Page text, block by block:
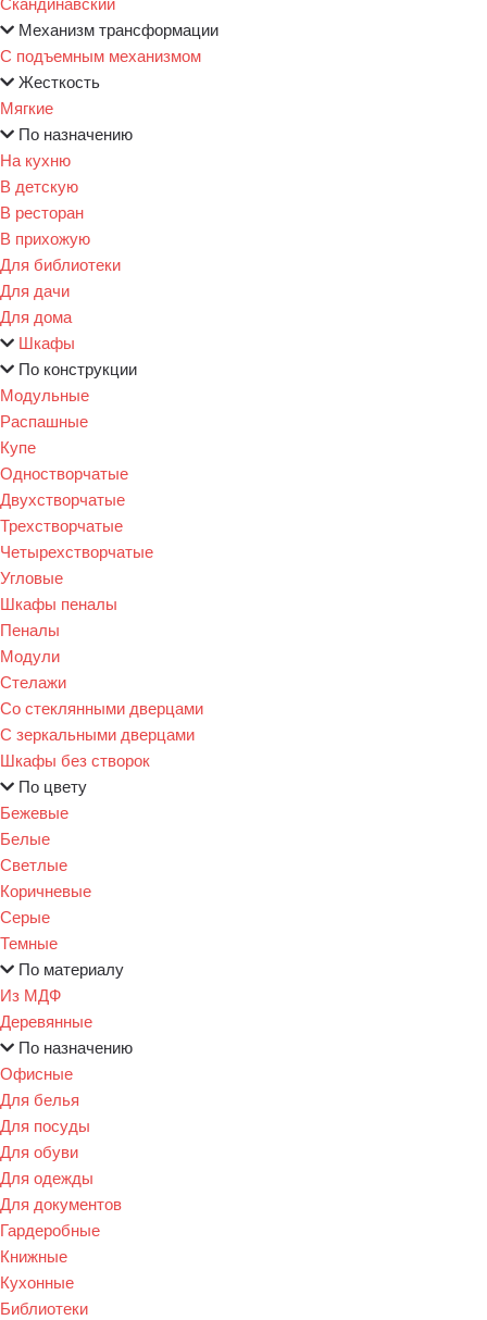
Механизм трансформации
С подъемным механизмом
Жесткость
Мягкие
По назначению
На кухню
В детскую
В ресторан
В прихожую
Для библиотеки
Для дачи
Для дома
Шкафы
По конструкции
Модульные
Распашные
Купе
Одностворчатые
Двухстворчатые
Трехстворчатые
Четырехстворчатые
Угловые
Шкафы пеналы
Пеналы
Модули
Стелажи
Со стеклянными дверцами
С зеркальными дверцами
Шкафы без створок
По цвету
Бежевые
Белые
Светлые
Коричневые
Серые
Темные
По материалу
Из МДФ
Деревянные
По назначению
Офисные
Для белья
Для посуды
Для обуви
Для одежды
Для документов
Гардеробные
Книжные
Кухонные
Библиотеки